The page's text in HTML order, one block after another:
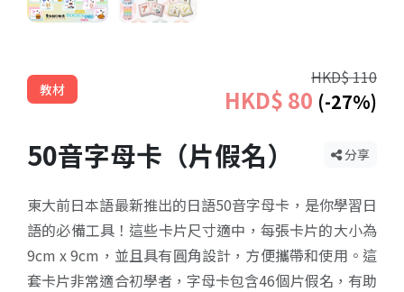
教材
HKD$ 110
HKD$ 80 (-27%)
50音字母卡（片假名） 分享
東大前日本語最新推出的日語50音字母卡，是你學習日
語的必備工具！這些卡片尺寸適中，每張卡片的大小為
9cm x 9cm，並且具有圓角設計，方便攜帶和使用。這
套卡片非常適合初學者，字母卡包含46個片假名，有助